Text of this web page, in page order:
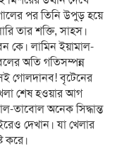
পর তিনি উপুড় হয়ে
তার শক্তি, সাহস।
কে। লামিন ইয়ামাল-
অতি গতিসম্পন্ন
গোলদানব! বৃটেনের
শেষ হওয়ার আগ
তাবোল অনেক সিদ্ধান্ত
দেখান। যা খেলার
করে।